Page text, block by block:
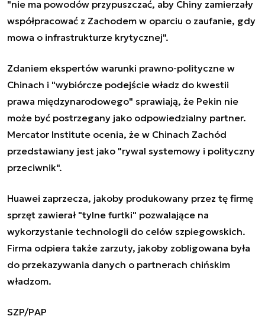
"nie ma powodów przypuszczać, aby Chiny zamierzały
współpracować z Zachodem w oparciu o zaufanie, gdy
mowa o infrastrukturze krytycznej".
Zdaniem ekspertów warunki prawno-polityczne w
Chinach i "wybiórcze podejście władz do kwestii
prawa międzynarodowego" sprawiają, że Pekin nie
może być postrzegany jako odpowiedzialny partner.
Mercator Institute ocenia, że w Chinach Zachód
przedstawiany jest jako "rywal systemowy i polityczny
przeciwnik".
Huawei zaprzecza, jakoby produkowany przez tę firmę
sprzęt zawierał "tylne furtki" pozwalające na
wykorzystanie technologii do celów szpiegowskich.
Firma odpiera także zarzuty, jakoby zobligowana była
do przekazywania danych o partnerach chińskim
władzom.
SZP/PAP